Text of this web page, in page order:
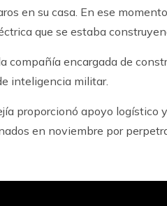
en su casa. En ese
que se estaba
compañía encargada de
inteligencia militar.
proporcionó apoyo logístico
en noviembre por